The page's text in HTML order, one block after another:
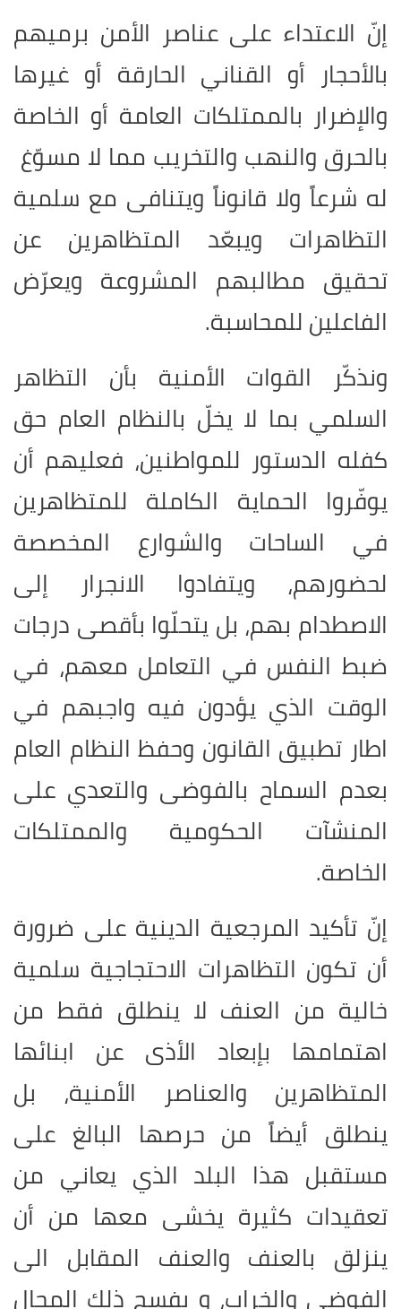
إنّ الاعتداء على عناصر الأمن برميهم
بالأحجار أو القناني الحارقة أو غيرها
والإضرار بالممتلكات العامة أو الخاصة
بالحرق والنهب والتخريب مما لا مسوّغ
له شرعاً ولا قانوناً ويتنافى مع سلمية
التظاهرات ويبعّد المتظاهرين عن
تحقيق مطالبهم المشروعة ويعرّض
الفاعلين للمحاسبة.
ونذكّر القوات الأمنية بأن التظاهر
السلمي بما لا يخلّ بالنظام العام حق
كفله الدستور للمواطنين، فعليهم أن
يوفّروا الحماية الكاملة للمتظاهرين
في الساحات والشوارع المخصصة
لحضورهم، ويتفادوا الانجرار إلى
الاصطدام بهم، بل يتحلّوا بأقصى درجات
ضبط النفس في التعامل معهم، في
الوقت الذي يؤدون فيه واجبهم في
اطار تطبيق القانون وحفظ النظام العام
بعدم السماح بالفوضى والتعدي على
المنشآت الحكومية والممتلكات
الخاصة.
إنّ تأكيد المرجعية الدينية على ضرورة
أن تكون التظاهرات الاحتجاجية سلمية
خالية من العنف لا ينطلق فقط من
اهتمامها بإبعاد الأذى عن ابنائها
المتظاهرين والعناصر الأمنية، بل
ينطلق أيضاً من حرصها البالغ على
مستقبل هذا البلد الذي يعاني من
تعقيدات كثيرة يخشى معها من أن
ينزلق بالعنف والعنف المقابل الى
الفوضى والخراب، و يفسح ذلك المجال